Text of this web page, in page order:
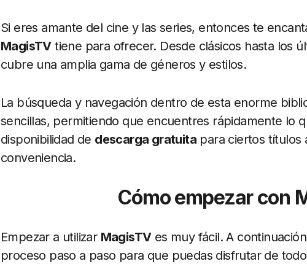
Si eres amante del cine y las series, entonces te
MagisTVtiene para ofrecer. Desde clásicos hasta los
cubre una amplia gama de géneros y estilos.
La búsqueda y navegación dentro de esta enorme
sencillas, permitiendo que encuentres rápidamente lo
disponibilidad de descarga gratuita para ciertos títulos
conveniencia.
Cómo empezar con
Empezar a utilizar MagisTVes muy fácil. A
proceso paso a paso para que puedas disfrutar de